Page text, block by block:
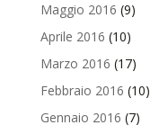
Maggio 2016 (9)
Aprile 2016 (10)
Marzo 2016 (17)
Febbraio 2016 (10)
Gennaio 2016 (7)